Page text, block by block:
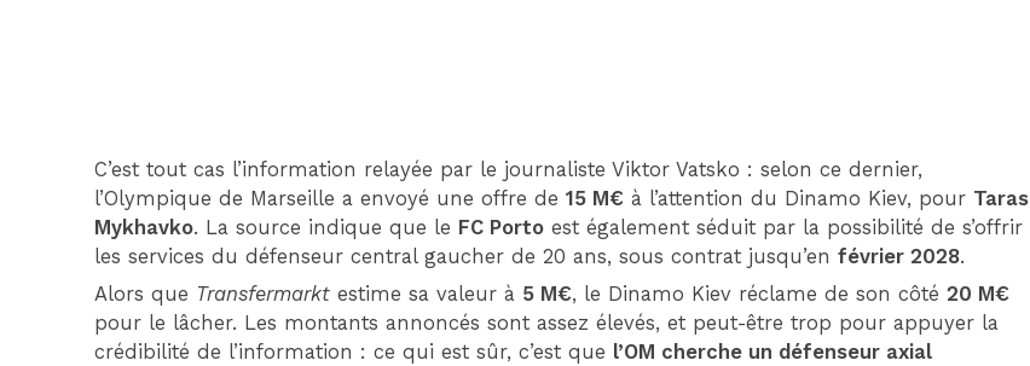
C’est tout cas l’information relayée par le journaliste Viktor Vatsko : selon ce dernier,
l’Olympique de Marseille a envoyé une offre de15 M€ à l’attention du Dinamo Kiev, pour Taras
Mykhavko. La source indique que le FC Porto est également séduit par la possibilité de s’offrir
les services du défenseur central gaucher de 20 ans, sous contrat jusqu’enfévrier 2028.
Alors que Transfermarktestime sa valeur à 5 M€, le Dinamo Kiev réclame de son côté20 M€
pour le lâcher. Les montants annoncés sont assez élevés, et peut-être trop pour appuyer la
crédibilité de l’information : ce qui est sûr, c’est que l’OM cherche un défenseur axial